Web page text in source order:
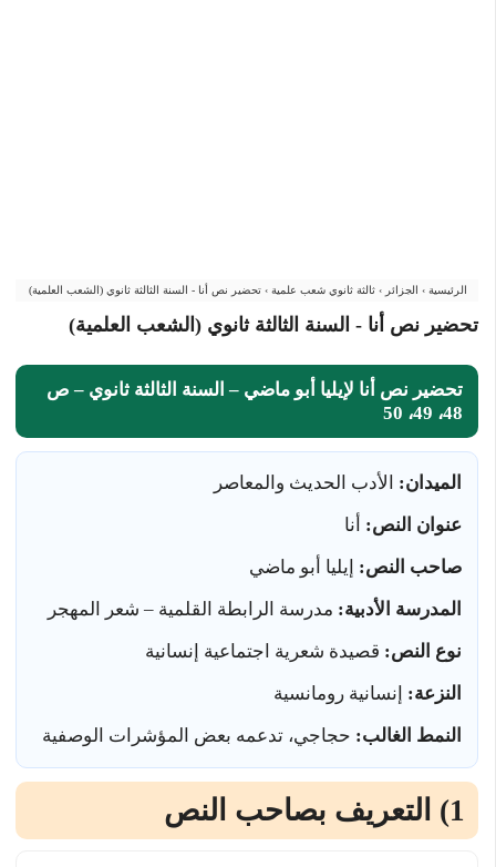
الرئيسية › الجزائر › ثالثة ثانوي شعب علمية › تحضير نص أنا - السنة الثالثة ثانوي (الشعب العلمية)
تحضير نص أنا - السنة الثالثة ثانوي (الشعب العلمية)
تحضير نص أنا لإيليا أبو ماضي – السنة الثالثة ثانوي – ص
48، 49، 50
الميدان: الأدب الحديث والمعاصر
عنوان النص: أنا
صاحب النص: إيليا أبو ماضي
المدرسة الأدبية: مدرسة الرابطة القلمية – شعر المهجر
نوع النص: قصيدة شعرية اجتماعية إنسانية
النزعة: إنسانية رومانسية
النمط الغالب: حجاجي، تدعمه بعض المؤشرات الوصفية
1) التعريف بصاحب النص